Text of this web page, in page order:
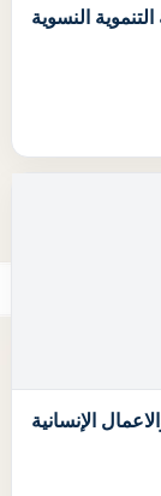
النسوية
الإنسانية